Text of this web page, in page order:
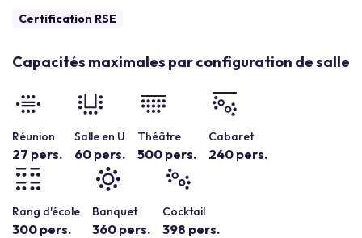
Certification RSE
Capacités maximales par configuration de salle
Réunion
27 pers.
Salle en U
60 pers.
Théâtre
500 pers.
Cabaret
240 pers.
Rang d'école
300 pers.
Banquet
360 pers.
Cocktail
398 pers.